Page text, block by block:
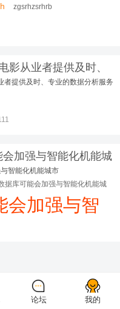
论坛 我的
zgsrhzsrhrb
影从业者提供及时、
服务
者提供及时、专业的数据分析服务
加强与智能化机能城
智能化机能城市
据库可能会加强与智能化机能城
会加强与智